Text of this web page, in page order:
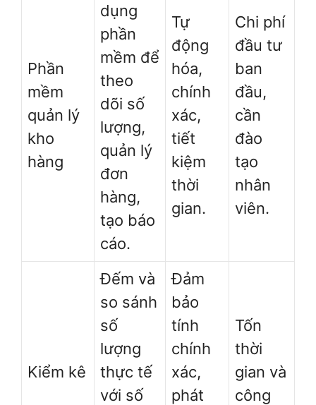
Phần
mềm
quản lý
kho
hàng
dụng
phần
mềm để
theo
dõi số
lượng,
quản lý
đơn
hàng,
tạo báo
cáo.
Tự
động
hóa,
chính
xác,
tiết
kiệm
thời
gian.
Chi phí
đầu tư
ban
đầu,
cần
đào
tạo
nhân
viên.
Kiểm kê
Đếm và
so sánh
số
lượng
thực tế
với số
Đảm
bảo
tính
chính
xác,
phát
Tốn
thời
gian và
công